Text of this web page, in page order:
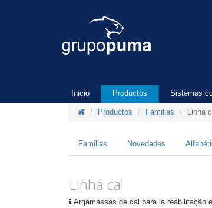
Inicio Productos Sistemas
Productos Familias Linha
Familias Novedades
Linha cal
Argamassas de cal para la reabilitação